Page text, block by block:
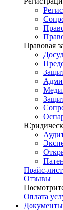
Правовая
Прайс-
Отзывы
Оплата
Документы